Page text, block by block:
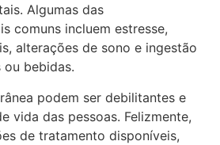
Algumas das
comuns incluem estresse,
alterações de sono e ingestão
bebidas.
podem ser debilitantes e
vida das pessoas. Felizmente,
de tratamento disponíveis,